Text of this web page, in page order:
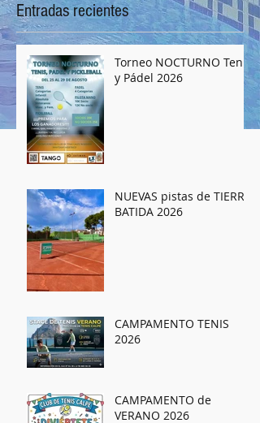
Entradas recientes
Torneo NOCTURNO Tenis
y Pádel 2026
NUEVAS pistas de TIERRA
BATIDA 2026
CAMPAMENTO TENIS
2026
CAMPAMENTO de
VERANO 2026